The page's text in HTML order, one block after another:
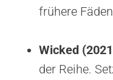
frühere
Wicked
der Reihe.